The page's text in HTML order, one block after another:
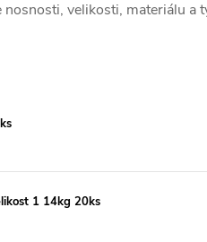
velikosti, materiálu a
1 14kg 20ks